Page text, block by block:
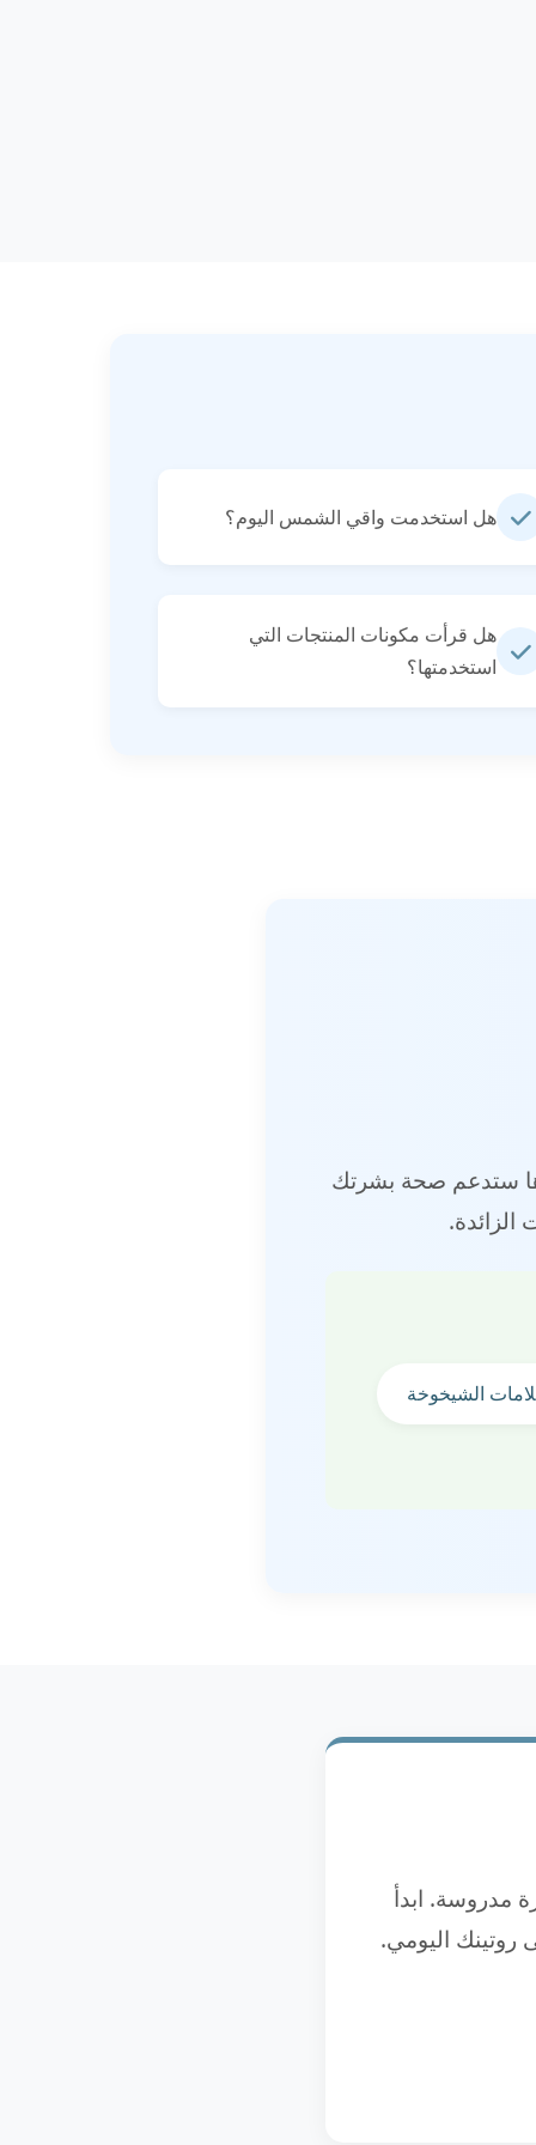
هل استخدمت واقي الشمس اليوم؟
هل قرأت مكونات المنتجات التي
استخدمتها؟
ستدعم صحة بشرتك
الشيخوخة
مدروسة. ابدأ
روتينك اليومي.